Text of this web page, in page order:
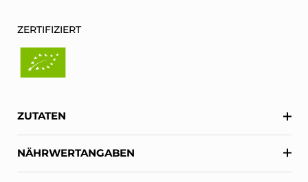
ZERTIFIZIERT
ZUTATEN
NÄHRWERTANGABEN